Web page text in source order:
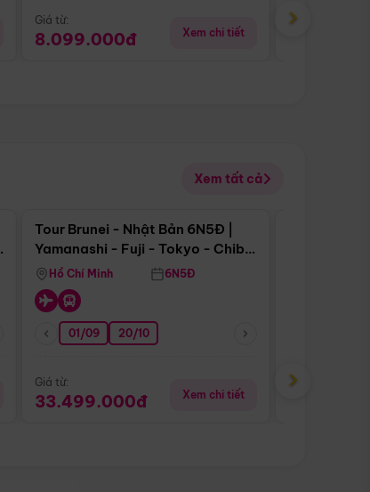
Giá từ:
8.099.000đ Xem chi tiết
Giá từ:
›
Xem tất cả
Điểm nổi bật
Tour Brunei - Nhật Bản 6N5Đ |
Yamanashi - Fuji - Tokyo - Chiba
- Freeday
Hồ Chí Minh 6N5Đ
01/09 20/10
Giá từ:
33.499.000đ Xem chi tiết
Giá từ:
›